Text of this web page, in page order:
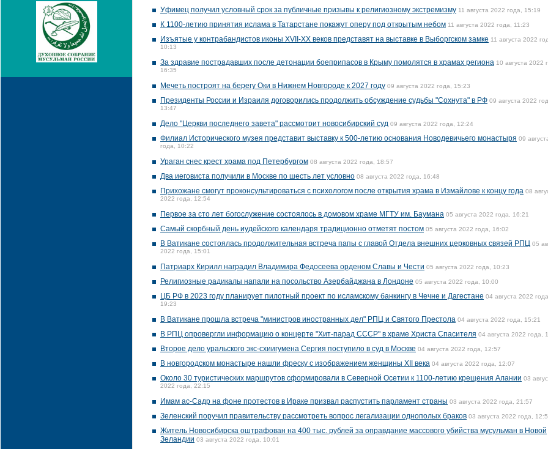
Уфимец получил условный срок за публичные призывы к религиозному экстремизму 11 августа 2022 года, 15:19
К 1100-летию принятия ислама в Татарстане покажут оперу под открытым небом 11 августа 2022 года, 11:23
Изъятые у контрабандистов иконы XVII-XX веков представят на выставке в Выборгском замке 11 августа 2022
10:13
За здравие пострадавших после детонации боеприпасов в Крыму помолятся в храмах региона 10 августа 2022
16:35
Мечеть построят на берегу Оки в Нижнем Новгороде к 2027 году 09 августа 2022 года, 15:23
Президенты России и Израиля договорились продолжить обсуждение судьбы "Сохнута" в РФ 09 августа 2022
13:47
Дело "Церкви последнего завета" рассмотрит новосибирский суд 09 августа 2022 года, 12:24
Филиал Исторического музея представит выставку к 500-летию основания Новодевичьего монастыря 09
года, 10:22
Ураган снес крест храма под Петербургом 08 августа 2022 года, 18:57
Два иеговиста получили в Москве по шесть лет условно 08 августа 2022 года, 16:48
Прихожане смогут проконсультироваться с психологом после открытия храма в Измайлове к концу года 08
2022 года, 12:54
Первое за сто лет богослужение состоялось в домовом храме МГТУ им. Баумана 05 августа 2022 года, 16:21
Самый скорбный день иудейского календаря традиционно отметят постом 05 августа 2022 года, 16:02
В Ватикане состоялась продолжительная встреча папы с главой Отдела внешних церковных связей РПЦ 05
2022 года, 15:01
Патриарх Кирилл наградил Владимира Федосеева орденом Славы и Чести 05 августа 2022 года, 10:23
Религиозные радикалы напали на посольство Азербайджана в Лондоне 05 августа 2022 года, 10:00
ЦБ РФ в 2023 году планирует пилотный проект по исламскому банкингу в Чечне и Дагестане 04 августа 2022 года,
19:23
В Ватикане прошла встреча "министров иностранных дел" РПЦ и Святого Престола 04 августа 2022 года, 15:21
В РПЦ опровергли информацию о концерте "Хит-парад СССР" в храме Христа Спасителя 04 августа 2022 года,
Второе дело уральского экс-схиигумена Сергия поступило в суд в Москве 04 августа 2022 года, 12:57
В новгородском монастыре нашли фреску с изображением женщины XII века 04 августа 2022 года, 12:07
Около 30 туристических маршрутов сформировали в Северной Осетии к 1100-летию крещения Алании 03
2022 года, 22:15
Имам ас-Садр на фоне протестов в Ираке призвал распустить парламент страны 03 августа 2022 года, 21:57
Зеленский поручил правительству рассмотреть вопрос легализации однополых браков 03 августа 2022 года,
Житель Новосибирска оштрафован на 400 тыс. рублей за оправдание массового убийства мусульман в Новой
Зеландии 03 августа 2022 года, 10:01